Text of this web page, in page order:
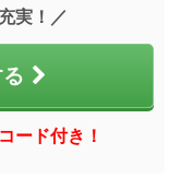
実！／
ード付き！